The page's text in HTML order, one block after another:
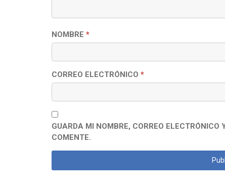
NOMBRE *
CORREO ELECTRÓNICO *
GUARDA MI NOMBRE, CORREO
COMENTE.